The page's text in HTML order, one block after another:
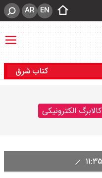
EN
AR
کتاب شرق
کالابرگ الکترونیکی